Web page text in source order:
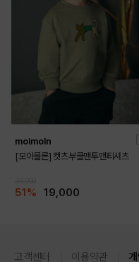
moimoln
[모이몰른] 켓츠부클맨투맨티셔츠
51% 19,000
고객센터 이용약관